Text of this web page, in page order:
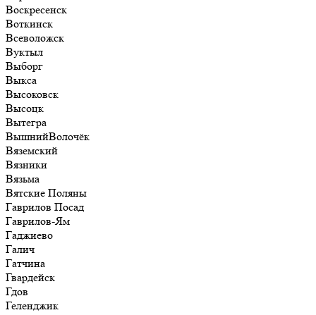
Воскресенск
Воткинск
Всеволожск
Вуктыл
Выборг
Выкса
Высоковск
Высоцк
Вытегра
ВышнийВолочёк
Вяземский
Вязники
Вязьма
Вятские Поляны
Гаврилов Посад
Гаврилов-Ям
Гаджиево
Галич
Гатчина
Гвардейск
Гдов
Геленджик